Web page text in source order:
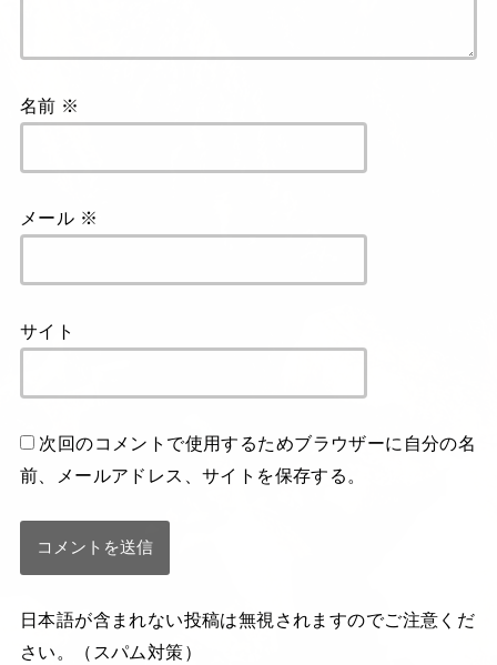
名前 ※
メール ※
サイト
次回のコメントで使用するためブラウザーに自分の名
前、メールアドレス、サイトを保存する。
日本語が含まれない投稿は無視されますのでご注意くだ
さい。（スパム対策）